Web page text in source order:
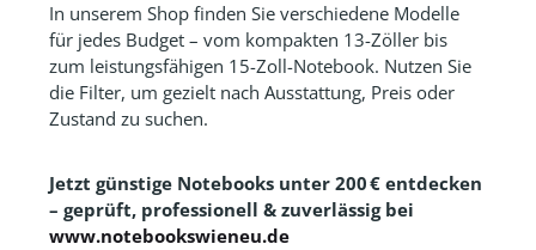
In unserem Shop finden Sie verschiedene Modelle
für jedes Budget – vom kompakten 13-Zöller bis
zum leistungsfähigen 15-Zoll-Notebook. Nutzen Sie
die Filter, um gezielt nach Ausstattung, Preis oder
Zustand zu suchen.
Jetzt günstige Notebooks unter 200 € entdecken
– geprüft, professionell & zuverlässig bei
www.notebookswieneu.de